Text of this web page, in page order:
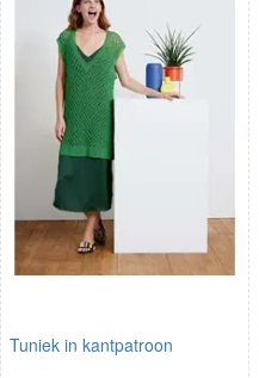
Tuniek in kantpatroon